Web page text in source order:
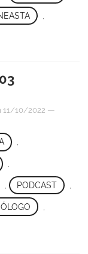
11/10/2022 —
,
PODCAST